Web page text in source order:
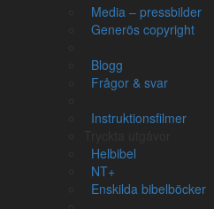
Media – pressbilder
Generös copyright
Blogg
Frågor & svar
Instruktionsfilmer
Helbibel
NT+
Enskilda bibelböcker
Länka till Kärnbibeln
Lista på alla platser
PersongalleriBETA
Lista på personer